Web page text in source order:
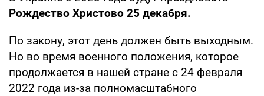
Рождество Христово 25 декабря.
По закону, этот день должен быть выходным.
Но во время военного положения, которое
продолжается в нашей стране с 24 февраля
2022 года из-за полномасштабного